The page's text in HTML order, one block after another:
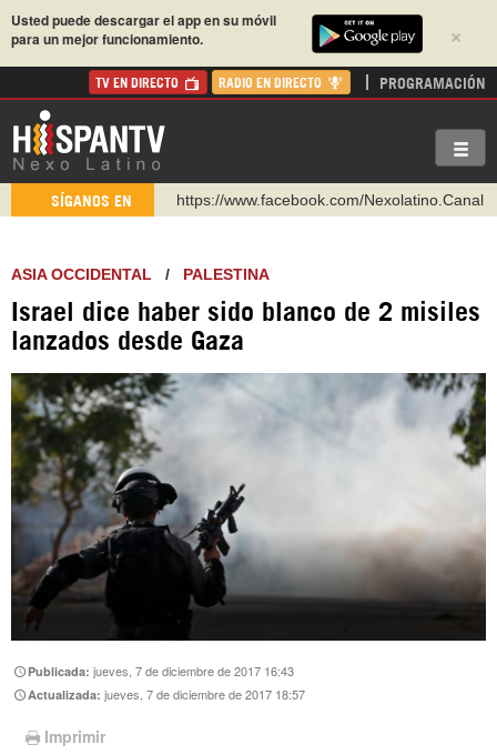
×
Usted puede descargar el app en su móvil
para un mejor funcionamiento.
TV EN DIRECTO RADIO EN DIRECTO PROGRAMACIÓN
SÍGANOS EN
https://www.facebook.com/Nexolatino.Canal
http://twitter.com/nexo_latino
https://t.me/hispantvcanal
https://urmedium.com/c/hispantv
Instagram como: hispan_tv
ASIA OCCIDENTAL / PALESTINA
Israel dice haber sido blanco de 2 misiles
lanzados desde Gaza
Publicada:jueves, 7 de diciembre de 2017 16:43
Actualizada:jueves, 7 de diciembre de 2017 18:57
Imprimir